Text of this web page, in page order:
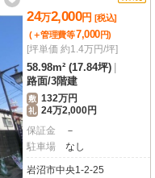
24万2,000円 [税込]
(＋管理費等7,000円)
[坪単価 約1.4万円/坪]
58.98m² (17.84坪)
路面/3階建
敷 132万円
礼 24万2,000円
保証金
－
駐車場
なし
岩沼市中央1-2-25